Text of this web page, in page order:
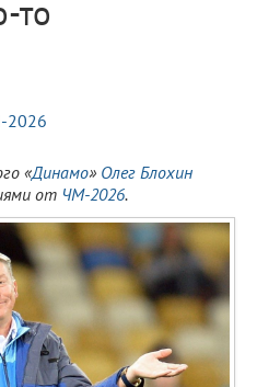
то
2026
«Динамо» Олег Блохин
от ЧМ-2026.